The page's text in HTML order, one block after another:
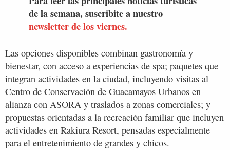
de la semana, suscribite a nuestro
newsletter de los viernes.
Las opciones disponibles combinan gastronomía y
bienestar, con acceso a experiencias de spa; paquetes que
integran actividades en la ciudad, incluyendo visitas al
Centro de Conservación de Guacamayos Urbanos en
alianza con ASORA y traslados a zonas comerciales; y
propuestas orientadas a la recreación familiar que incluyen
actividades en Rakiura Resort, pensadas especialmente
para el entretenimiento de grandes y chicos.